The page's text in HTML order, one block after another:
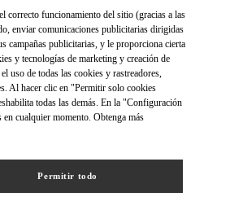
探索更多
correcto funcionamiento del sitio (gracias a las
enviar comunicaciones publicitarias dirigidas
campañas publicitarias, y le proporciona cierta
y tecnologías de marketing y creación de
uso de todas las cookies y rastreadores,
Al hacer clic en "Permitir solo cookies
todas las demás. En la "Configuración
cualquier momento. Obtenga más
Permitir todo